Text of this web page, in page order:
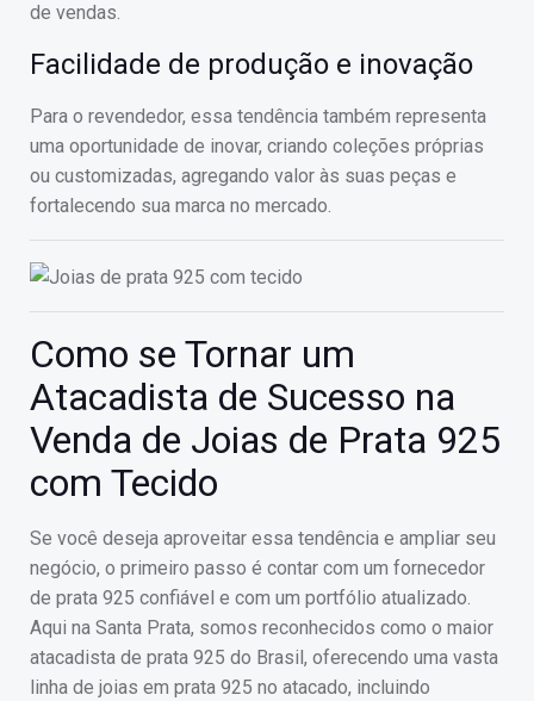
de vendas.
Facilidade de produção e inovação
Para o revendedor, essa tendência também representa
uma oportunidade de inovar, criando coleções próprias
ou customizadas, agregando valor às suas peças e
fortalecendo sua marca no mercado.
Como se Tornar um
Atacadista de Sucesso na
Venda de Joias de Prata 925
com Tecido
Se você deseja aproveitar essa tendência e ampliar seu
negócio, o primeiro passo é contar com um fornecedor
de prata 925 confiável e com um portfólio atualizado.
Aqui na Santa Prata, somos reconhecidos como o maior
atacadista de prata 925 do Brasil, oferecendo uma vasta
linha de joias em prata 925 no atacado, incluindo